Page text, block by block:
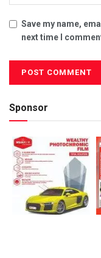
Save my name,
next time I
Sponsor